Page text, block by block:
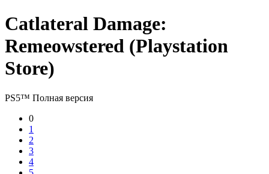
Catlateral Damage:
Remeowstered (Playstation
Store)
PS5™ Полная версия
0
1
2
3
4